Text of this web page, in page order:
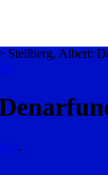
Steilberg, Albert:
.